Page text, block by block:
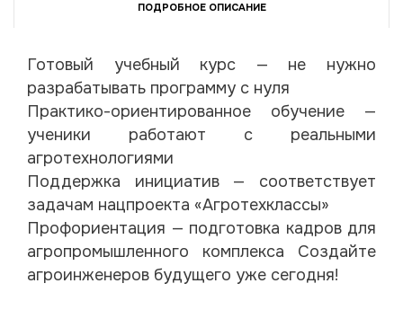
ПОДРОБНОЕ ОПИСАНИЕ
Готовый учебный курс — не нужно
разрабатывать программу с нуля
Практико-ориентированное обучение —
ученики работают с реальными
агротехнологиями
Поддержка инициатив — соответствует
задачам нацпроекта «Агротехклассы»
Профориентация — подготовка кадров для
агропромышленного комплекса Создайте
агроинженеров будущего уже сегодня!